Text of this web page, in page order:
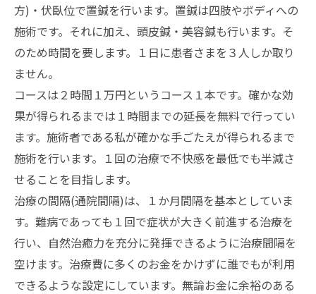
方)・伏臥位で置鍼を行います。置鍼は四肢やボディへの
施術です。それに加え、頭皮鍼・美容鍼も行います。そ
のため時間を要します。１日に患者さまを３人しか取り
ません。
コースは２時間１万円というコース１本です。確かな効
果が得られるまでは１時間までの延長を無料で行ってい
ます。施術者である私が確かな手ごたえが得られるまで
施術を行います。１回の治療で不快感を最低でも半減さ
せることを目指します。
治療の間隔(通院間隔)は、１か月間隔を基本としていま
す。難病であっても１回で症状が大きく前進する治療を
行い、自然治癒力を充分に発揮できるように治療間隔を
空けます。治療費に多くのお金をかけずに誰でもが利用
できるような設定にしています。無論お金に余裕のある